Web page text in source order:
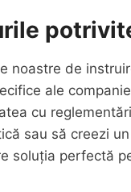
noastre de
ale
cu
sau să creezi
soluția perfectă